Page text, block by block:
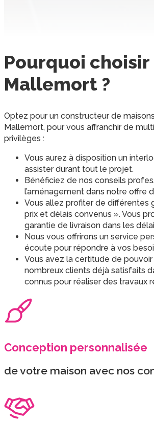
Pourquoi choisir
Mallemort ?
Optez pour un constructeur de
Mallemort, pour vous affranchir de
privilèges :
Vous aurez à disposition un
assister durant tout le projet.
Bénéficiez de nos conseils
l’aménagement dans notre offre
Vous allez profiter de différentes
prix et délais convenus ». Vous
garantie de livraison dans les
Nous vous offrirons un service
écoute pour répondre à vos
Vous avez la certitude de
nombreux clients déjà satisfaits
connus pour réaliser des travaux
Conception personnalisée
de votre maison avec nos